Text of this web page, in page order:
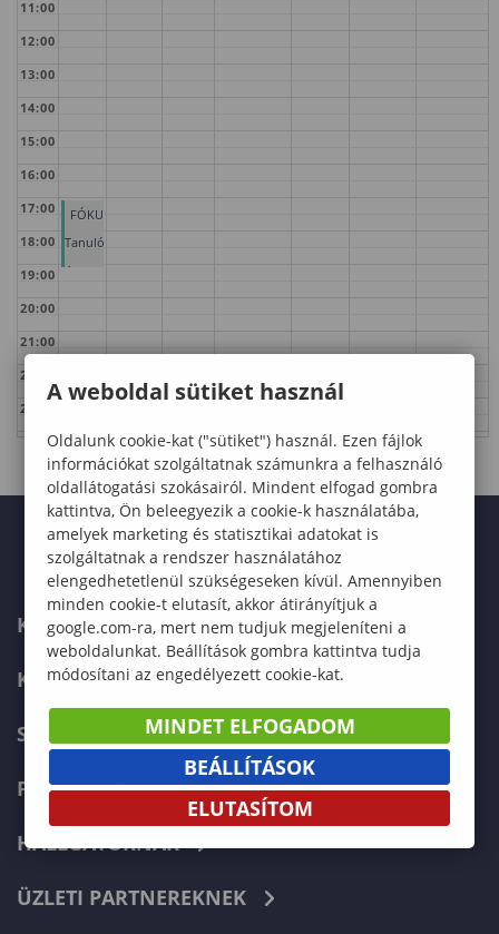
11:00
12:00
13:00
14:00
15:00
16:00
17:00
18:00
19:00
20:00
21:00
22:00
23:00
FÓKUSZ
Tanulóklub
4.
KAPCSOLAT
KÉPZÉSKERESŐ
SZERVEZETI FELÉPÍTÉS
FELVÉTELIZŐKNEK
HALLGATÓKNAK
ÜZLETI PARTNEREKNEK
A weboldal sütiket használ
Oldalunk cookie-kat ("sütiket") használ. Ezen fájlok
információkat szolgáltatnak számunkra a felhasználó
oldallátogatási szokásairól. Mindent elfogad gombra
kattintva, Ön beleegyezik a cookie-k használatába,
amelyek marketing és statisztikai adatokat is
szolgáltatnak a rendszer használatához
elengedhetetlenül szükségeseken kívül. Amennyiben
minden cookie-t elutasít, akkor átirányítjuk a
google.com-ra, mert nem tudjuk megjeleníteni a
weboldalunkat. Beállítások gombra kattintva tudja
módosítani az engedélyezett cookie-kat.
MINDET ELFOGADOM
BEÁLLÍTÁSOK
ELUTASÍTOM